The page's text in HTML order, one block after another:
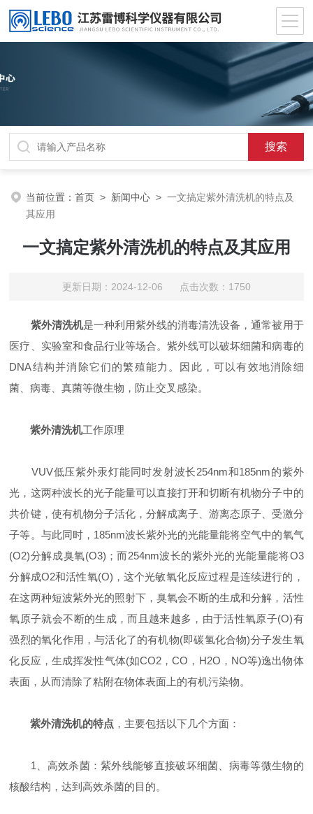
当前位置：首页 > 新闻中心 >一文搞定紫外清洗机的特点及
其应用
一文搞定紫外清洗机的特点及其应用
更新日期：2024-12-06 点击次数：1750
紫外清洗机是一种利用紫外线的消毒清洗设备，通常被用于
医疗、实验室和食品行业等场合。紫外线可以破坏细菌和病毒的
DNA结构并消除它们的繁殖能力。因此，可以有效地消除细
菌、病毒、真菌等微生物，防止交叉感染。
紫外清洗机工作原理
VUV低压紫外汞灯能同时发射波长254nm和185nm的紫外
光，这两种波长的光子能量可以直接打开和切断有机物分子中的
共价键，使有机物分子活化，分解成离子、游离态原子、受激分
子等。与此同时，185nm波长紫外光的光能量能将空气中的氧气
(O2)分解成臭氧(O3)；而254nm波长的紫外光的光能量能将O3
分解成O2和活性氧(O)，这个光敏氧化反应过程是连续进行的，
在这两种短波紫外光的照射下，臭氧会不断的生成和分解，活性
氧原子就会不断的生成，而且越来越多，由于活性氧原子(O)有
强烈的氧化作用，与活化了的有机物(即碳氢化合物)分子发生氧
化反应，生成挥发性气体(如CO2，CO，H2O，NO等)逸出物体
表面，从而清除了粘附在物体表面上的有机污染物。
紫外清洗机的特点 ，主要包括以下几个方面：
1、高效杀菌：紫外线能够直接破坏细菌、病毒等微生物的
核酸结构，达到高效杀菌的目的。